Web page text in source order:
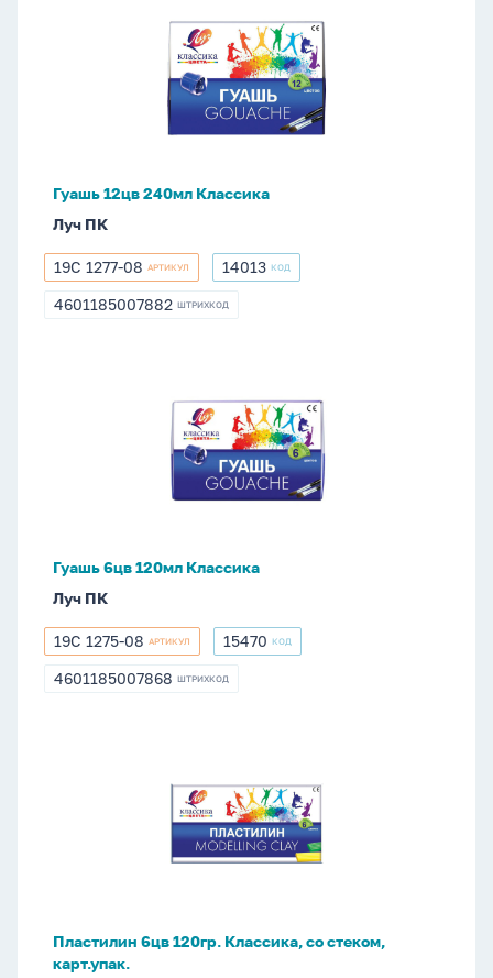
Гуашь 12цв 240мл Классика
Луч ПК
19С
1277-
19С 1277-08 АРТИКУЛ 14013
14013 КОД
4601185007882
4601185007882 ШТРИХКОД
Гуашь 6цв 120мл Классика
Луч ПК
19С
1275-
19С 1275-08 АРТИКУЛ 15470
15470 КОД
4601185007868
4601185007868 ШТРИХКОД
Пластилин 6цв 120гр. Классика, со стеком,
карт.упак.